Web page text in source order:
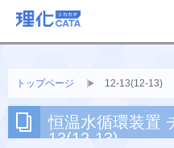
トップページ 12-13(12-13)
恒温水循環装置
13(12-13)